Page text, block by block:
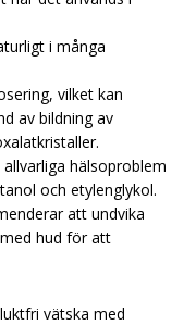
i många
vilket kan
av bildning av
hälsoproblem
och etylenglykol.
att undvika
hud för att
vätska med